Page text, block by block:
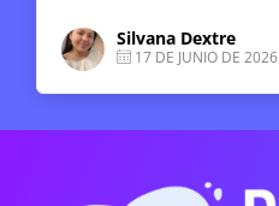
Silvana Dextre
17 DE JUNIO DE 2026